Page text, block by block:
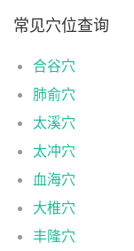
常见穴位查询
合谷穴
肺俞穴
太溪穴
太冲穴
血海穴
大椎穴
丰隆穴